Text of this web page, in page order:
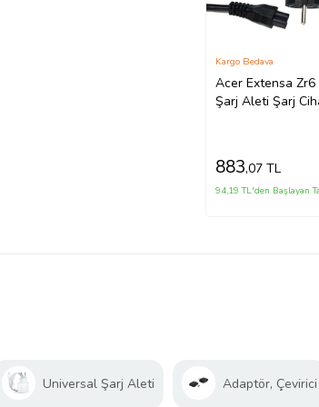
Acer Extensa
Şarj Aleti Şarj
Kargo Bedava
883,07 TL
94,19 TL'den Başlayan
Universal Şarj Aleti Adaptör, Çevirici